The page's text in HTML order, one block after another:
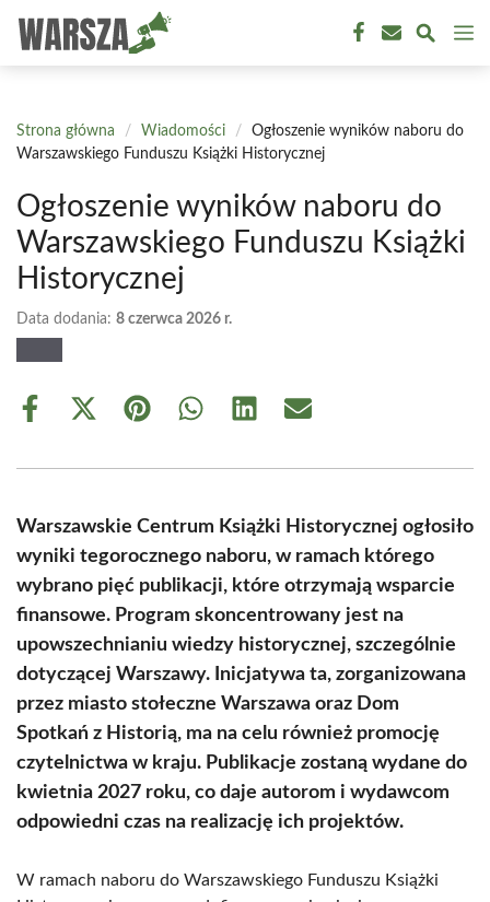
treści
Strona główna / Wiadomości /
Ogłoszenie wyników naboru do
Warszawskiego Funduszu Książki Historycznej
Ogłoszenie wyników naboru do
Warszawskiego Funduszu Książki
Historycznej
Data dodania: 8 czerwca 2026 r.
Share
Share
(Twitter)
Share Share Share Share
Warszawskie Centrum Książki Historycznej ogłosiło
wyniki tegorocznego naboru, w ramach którego
wybrano pięć publikacji, które otrzymają wsparcie
finansowe. Program skoncentrowany jest na
upowszechnianiu wiedzy historycznej, szczególnie
dotyczącej Warszawy. Inicjatywa ta, zorganizowana
przez miasto stołeczne Warszawa oraz Dom
Spotkań z Historią, ma na celu również promocję
czytelnictwa w kraju. Publikacje zostaną wydane do
kwietnia 2027 roku, co daje autorom i wydawcom
odpowiedni czas na realizację ich projektów.
W ramach naboru do Warszawskiego Funduszu Książki